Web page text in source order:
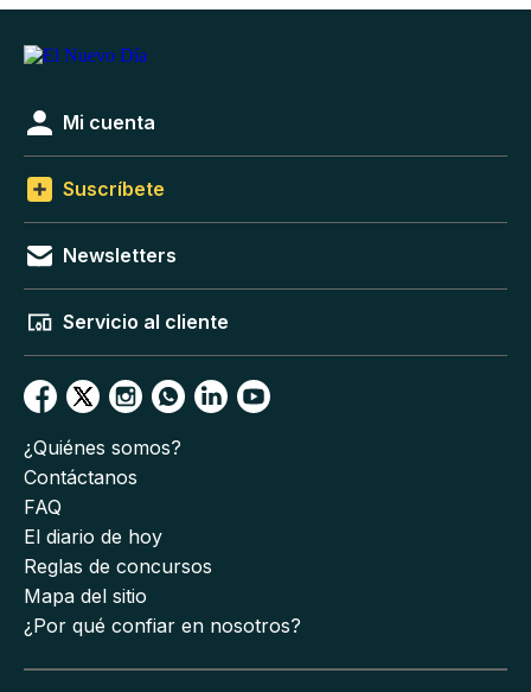
Mi cuenta
Suscríbete
Newsletters
Servicio al cliente
¿Quiénes somos?
Contáctanos
FAQ
El diario de hoy
Reglas de concursos
Mapa del sitio
¿Por qué confiar en nosotros?